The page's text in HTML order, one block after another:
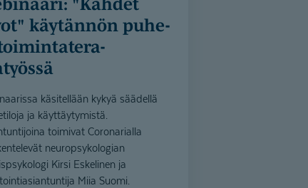
käytännön puhe-
käsitellään kykyä säädellä
ja käyttäytymistä.
toimivat Coronarialla
neuropsykologian
Kirsi Eskelinen ja
Miia Suomi.